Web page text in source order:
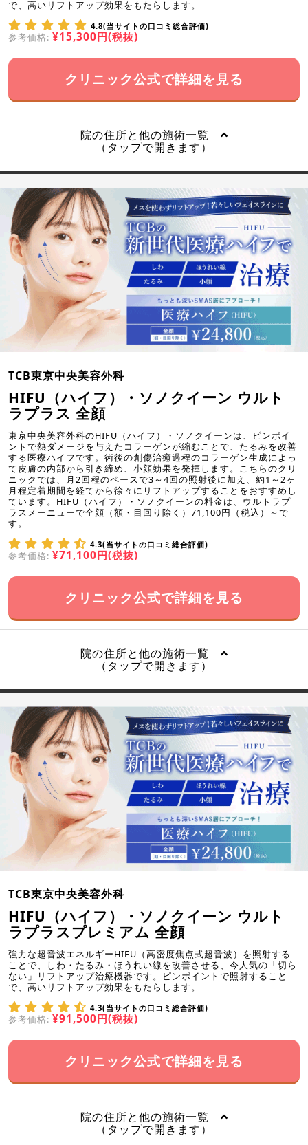
で、高いリフトアップ効果をもたらします。
4.8(当サイトの口コミ総合評価)
参考価格: ¥15,300円(税抜)
クリニック公式で詳細を見る
院の住所と他の施術一覧
（タップで開きます）
TCB東京中央美容外科
HIFU（ハイフ）・ソノクイーン ウルト
ラプラス 全顔
東京中央美容外科のHIFU（ハイフ）・ソノクイーンは、ピンポイ
ントで熱ダメージを与えたコラーゲンが縮むことで、たるみを改善
する医療ハイフです。術後の創傷治癒過程のコラーゲン生成によっ
て皮膚の内部から引き締め、小顔効果を発揮します。こちらのクリ
ニックでは、月2回程のペースで3～4回の照射後に加え、約1～2ヶ
月程定着期間を経てから徐々にリフトアップすることをおすすめし
ています。HIFU（ハイフ）・ソノクイーンの料金は、ウルトラプ
ラスメーニューで全顔（額・目回り除く）71,100円（税込）～で
す。
4.3(当サイトの口コミ総合評価)
参考価格: ¥71,100円(税抜)
クリニック公式で詳細を見る
院の住所と他の施術一覧
（タップで開きます）
TCB東京中央美容外科
HIFU（ハイフ）・ソノクイーン ウルト
ラプラスプレミアム 全顔
強力な超音波エネルギーHIFU（高密度焦点式超音波）を照射する
ことで、しわ・たるみ・ほうれい線を改善させる、今人気の「切ら
ない」リフトアップ治療機器です。ピンポイントで照射すること
で、高いリフトアップ効果をもたらします。
4.3(当サイトの口コミ総合評価)
参考価格: ¥91,500円(税抜)
クリニック公式で詳細を見る
院の住所と他の施術一覧
（タップで開きます）